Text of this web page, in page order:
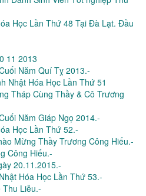
Học Lần Thứ 48 Tại Đà Lạt. Đầu
11 2013
Năm Quí Tỵ 2013.-
Nhật Hóa Học Lần Thứ 51
Tháp Cùng Thầy & Cô Trương
Năm Giáp Ngọ 2014.-
Học Lần Thứ 52.-
Mừng Thầy Trương Công Hiếu.-
Công Hiếu.-
20.11.2015.-
Hóa Học Lần Thứ 53.-
Thu Liễu.-